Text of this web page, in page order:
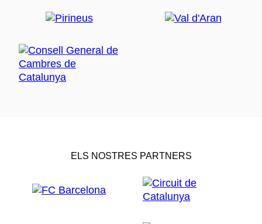
ELS NOSTRES PARTNERS